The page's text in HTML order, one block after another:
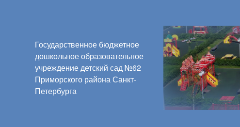
Государственное бюджетное
дошкольное образовательное
учреждение детский сад №62
Приморского района Санкт-
Петербурга